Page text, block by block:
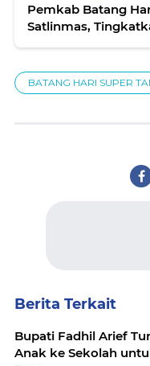
Pemkab Batang
Satlinmas,
BATANG HARI SUPER
Berita Terkait
Bupati Fadhil Arief
Anak ke Sekolah